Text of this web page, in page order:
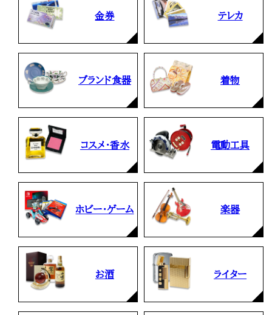
金券 テレカ
ブランド食器 着物
コスメ・香水 電動工具
ホビー・ゲーム 楽器
お酒 ライター